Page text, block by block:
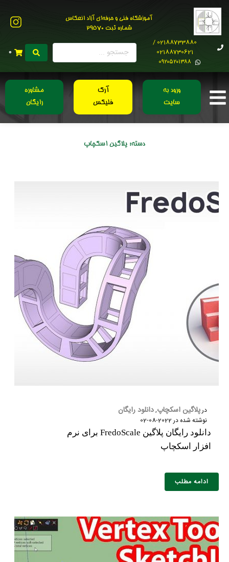
آموزشگاه فنی و حرفه‌ای آزاد انعکاس
شماره ثبت 29570
02188733880 /
02188730621
0۹۲۰۵۲۰۱۳۸۸
0
ورود به
سایت
آرک
فلیکس
مشاوره
رایگان
دسته: پلاگین اسکچاپ
درپلاگین اسکچاپ,دانلود رایگان
نوشته شده در2022-08-02
دانلود رایگان پلاگین FredoScale برای نرم
افزار اسکچاپ
ادامه مطلب